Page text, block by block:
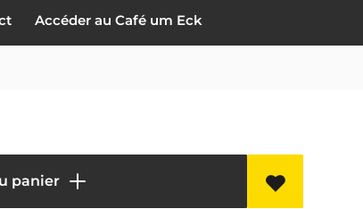
Accéder au Café um Eck
panier